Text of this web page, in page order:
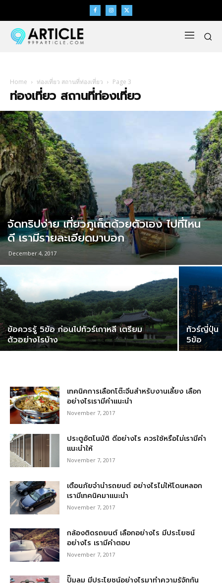
Home ท่องเที่ยว สถานที่ท่องเที่ยว Page 3
ท่องเที่ยว สถานที่ท่องเที่ยว
จัดทริปง่าย เที่ยวภูเก็ตด้วยตัวเอง ไปที่ไหน
ดี เรามีรายละเอียดมาบอก
December 4, 2017
ข้อควรรู้ 5ข้อ ก่อนไปทัวร์เกาหลี เตรียม
ตัวอย่างไรบ้าง
ทัวร์ญี่ปุ่น
5ข้อ
เทคนิคการเลือกโต๊ะจีนสำหรับงานเลี้ยง เลือก
อย่างไรเรามีคำแนะนำ
November 7, 2017
ประตูอัตโนมัติ ดีอย่างไร ควรใช้หรือไม่เรามีคำ
แนะนำให้
November 7, 2017
เตือนภัยจำนำรถยนต์ อย่างไรไม่ให้โดนหลอก
เรามีเทคนิคมาแนะนำ
November 7, 2017
กล้องติดรถยนต์ เลือกอย่างไร มีประโยชน์
อย่างไร เรามีคำตอบ
November 7, 2017
ปั๊มลม มีประโยชน์อย่างไรมาทำความรู้จักกัน